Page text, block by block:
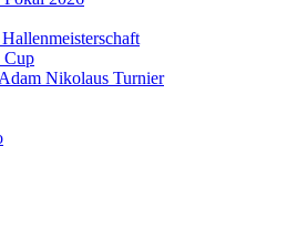
Nikolaus Turnier